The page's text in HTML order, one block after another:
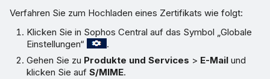
Verfahren Sie zum Hochladen eines Zertifikats wie folgt:
Klicken Sie in Sophos Central auf das Symbol „Globale
Einstellungen“
.
Gehen Sie zu Produkte und Services > E-Mail und
klicken Sie aufS/MIME.